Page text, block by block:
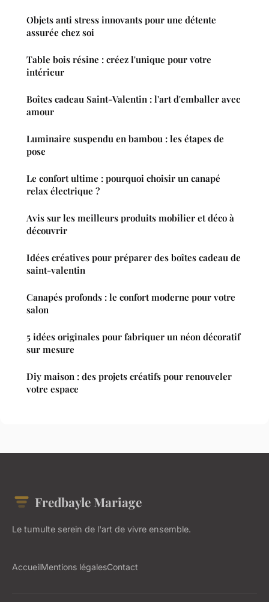
Objets anti stress innovants pour une détente
assurée chez soi
Table bois résine : créez l'unique pour votre
intérieur
Boîtes cadeau Saint-Valentin : l'art d'emballer avec
amour
Luminaire suspendu en bambou : les étapes de
pose
Le confort ultime : pourquoi choisir un canapé
relax électrique ?
Avis sur les meilleurs produits mobilier et déco à
découvrir
Idées créatives pour préparer des boîtes cadeau de
saint-valentin
Canapés profonds : le confort moderne pour votre
salon
5 idées originales pour fabriquer un néon décoratif
sur mesure
Diy maison : des projets créatifs pour renouveler
votre espace
Fredbayle Mariage
Le tumulte serein de l'art de vivre ensemble.
AccueilMentions légalesContact